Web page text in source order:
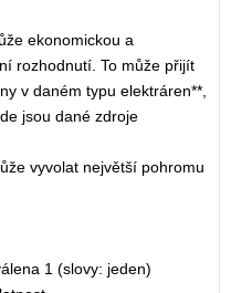
ekonomickou a
rozhodnutí. To může přijít
v daném typu elektráren**,
jsou dané zdroje
vyvolat největší pohromu
1 (slovy: jeden)